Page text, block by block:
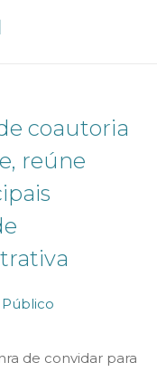
coautoria
reúne
de convidar para